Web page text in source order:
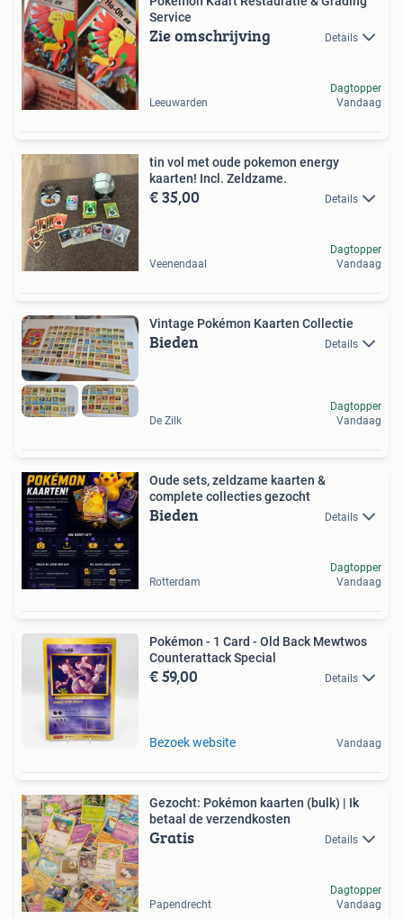
Service
Zie omschrijving Details
Leeuwarden
Dagtopper
Vandaag
tin vol met oude pokemon energy
kaarten! Incl. Zeldzame.
€ 35,00 Details
Veenendaal
Dagtopper
Vandaag
Vintage Pokémon Kaarten Collectie
Bieden Details
De Zilk
Dagtopper
Vandaag
Oude sets, zeldzame kaarten &
complete collecties gezocht
Bieden Details
Rotterdam
Dagtopper
Vandaag
Pokémon - 1 Card - Old Back Mewtwos
Counterattack Special
€ 59,00 Details
Bezoek website Vandaag
Gezocht: Pokémon kaarten (bulk) | Ik
betaal de verzendkosten
Gratis Details
Papendrecht
Dagtopper
Vandaag